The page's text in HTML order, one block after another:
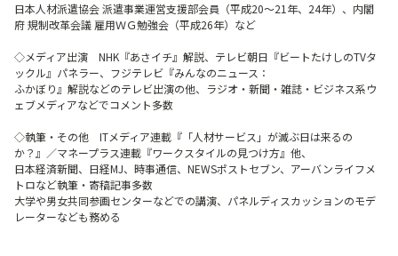
日本人材派遣協会 派遣事業運営支援部会員（平成20～21年、24年）、内閣
府 規制改革会議 雇用ＷＧ勉強会（平成26年）など​
◇メディア出演 NHK『あさイチ』解説、テレビ朝日『ビートたけしのTVタ
ックル』パネラー、フジテレビ『みんなのニュース：​
ふかぼり』解説などのテレビ出演の他、ラジオ・新聞・雑誌・ビジネス系ウ
ェブメディアなどでコメント多数​
◇執筆・その他 ITメディア連載『「人材サービス」が滅ぶ日は来るの
か？』／マネープラス連載『ワークスタイルの見つけ方』​他、
日本経済新聞、日経MJ、時事通信、NEWSポストセブン、アーバンライフメ
トロなど執筆・寄稿記事多数​
大学や男女共同参画センターなどでの講演、パネルディスカッションのモデ
レーターなども務める​